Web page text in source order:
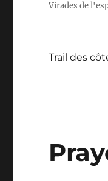
Virades de
Trail des